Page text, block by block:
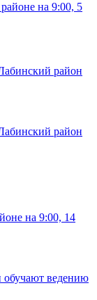
на 9:00, 5
район
район
на 9:00, 14
ведению